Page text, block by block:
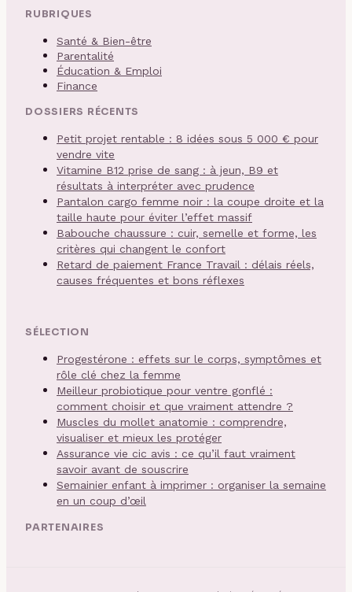
RUBRIQUES
Santé & Bien-être
Parentalité
Éducation & Emploi
Finance
DOSSIERS RÉCENTS
Petit projet rentable : 8 idées sous 5 000 € pour
vendre vite
Vitamine B12 prise de sang : à jeun, B9 et
résultats à interpréter avec prudence
Pantalon cargo femme noir : la coupe droite et la
taille haute pour éviter l’effet massif
Babouche chaussure : cuir, semelle et forme, les
critères qui changent le confort
Retard de paiement France Travail : délais réels,
causes fréquentes et bons réflexes
SÉLECTION
Progestérone : effets sur le corps, symptômes et
rôle clé chez la femme
Meilleur probiotique pour ventre gonflé :
comment choisir et que vraiment attendre ?
Muscles du mollet anatomie : comprendre,
visualiser et mieux les protéger
Assurance vie cic avis : ce qu’il faut vraiment
savoir avant de souscrire
Semainier enfant à imprimer : organiser la semaine
en un coup d’œil
PARTENAIRES